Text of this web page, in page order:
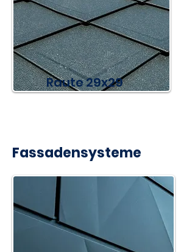
Raute 29x29
Fassadensysteme